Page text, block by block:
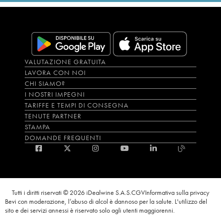
VALUTAZIONE GRATUITA
LAVORA CON NOI
CHI SIAMO?
I NOSTRI IMPEGNI
TARIFFE E TEMPI DI CONSEGNA
TENUTE PARTNER
STAMPA
DOMANDE FREQUENTI
Tutti i diritti riservati © 2026 iDealwine S.A.S.CGVInformativa sulla privacy
Bevi con moderazione, l’abuso di alcol è dannoso per la salute. L'utilizzo del
sito e dei servizi annessi è riservato solo agli utenti maggiorenni.